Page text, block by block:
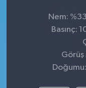
Nem:
Basınç:
Görüş